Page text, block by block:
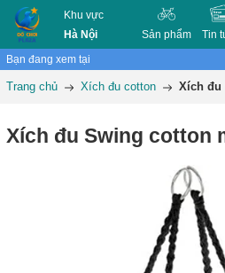
Khu vực
Hà Nội
Sản phẩm Tin
Bạn đang xem tại
Trang chủ Xích đu cotton Xích đu
Xích đu Swing cotton